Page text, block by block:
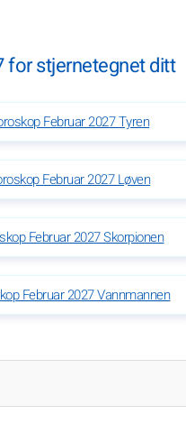
for stjernetegnet ditt
Februar 2027 Tyren
Februar 2027 Løven
Februar 2027 Skorpionen
Februar 2027 Vannmannen